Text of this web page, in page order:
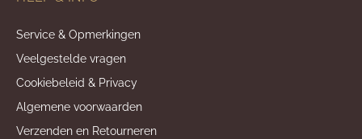
Service & Opmerkingen
Veelgestelde vragen
Cookiebeleid & Privacy
Algemene voorwaarden
Verzenden en Retourneren